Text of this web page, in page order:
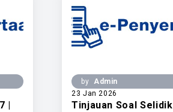
|
by Admin
23 Jan 2026
Tinjauan Soal Selidik